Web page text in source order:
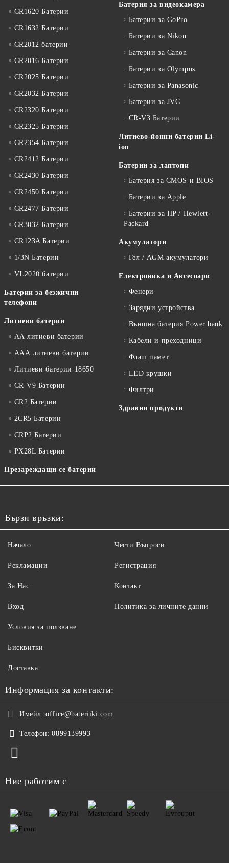
CR1620 Батерии
CR1632 Батерии
CR2012 батерии
CR2016 Батерии
CR2025 Батерии
CR2032 Батерии
CR2320 Батерии
CR2325 Батерии
CR2354 Батерии
CR2412 Батерии
CR2430 Батерии
CR2450 Батерии
CR2477 Батерии
CR3032 Батерии
CR123A Батерии
1/3N Батерии
VL2020 батерии
Батерии за безжични
телефони
Литиеви батерии
АА литиеви батерии
ААА литиеви батерии
Литиеви батерии 18650
CR-V9 Батерии
CR2 Батерии
2CR5 Батерии
CRP2 Батерии
PX28L Батерии
Презареждащи се батерии
Батерия за видеокамера
Батерии за GoPro
Батерии за Nikon
Батерии за Canon
Батерии за Olympus
Батерии за Panasonic
Батерии за JVC
CR-V3 Батерии
Литиево-йонни батерии Li-
ion
Батерии за лаптопи
Батерия за CMOS и BIOS
Батерии за Apple
Батерии за HP / Hewlett-
Packard
Акумулатори
Гел / AGM акумулатори
Електроника и Аксесоари
Фенери
Зарядни устройства
Външна батерия Power bank
Кабели и преходници
Флаш памет
LED крушки
Филтри
Здравни продукти
Бързи връзки:
Начало
Рекламации
За Нас
Вход
Чести Въпроси
Регистрация
Контакт
Политика за личните данни
Условия за ползване
Бисквитки
Доставка
Информация за контакти:
Имейл: office@bateriiki.com
Телефон: 0899139993
Ние работим с